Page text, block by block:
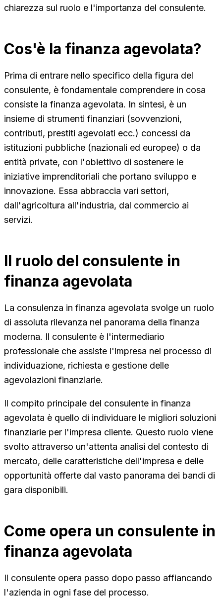
chiarezza sul ruolo e l'importanza del consulente.
Cos'è la finanza agevolata?
Prima di entrare nello specifico della figura del
consulente, è fondamentale comprendere in cosa
consiste la finanza agevolata. In sintesi, è un
insieme di strumenti finanziari (sovvenzioni,
contributi, prestiti agevolati ecc.) concessi da
istituzioni pubbliche (nazionali ed europee) o da
entità private, con l'obiettivo di sostenere le
iniziative imprenditoriali che portano sviluppo e
innovazione. Essa abbraccia vari settori,
dall'agricoltura all'industria, dal commercio ai
servizi.
Il ruolo del consulente in
finanza agevolata
La consulenza in finanza agevolata svolge un ruolo
di assoluta rilevanza nel panorama della finanza
moderna. Il consulente è l'intermediario
professionale che assiste l'impresa nel processo di
individuazione, richiesta e gestione delle
agevolazioni finanziarie.
Il compito principale del consulente in finanza
agevolata è quello di individuare le migliori soluzioni
finanziarie per l'impresa cliente. Questo ruolo viene
svolto attraverso un'attenta analisi del contesto di
mercato, delle caratteristiche dell'impresa e delle
opportunità offerte dal vasto panorama dei bandi di
gara disponibili.
Come opera un consulente in
finanza agevolata
Il consulente opera passo dopo passo affiancando
l'azienda in ogni fase del processo.